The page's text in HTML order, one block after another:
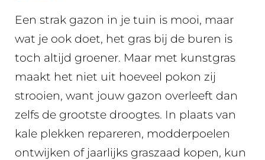
Een strak gazon in je tuin is mooi, maar
wat je ook doet, het gras bij de buren is
toch altijd groener. Maar met kunstgras
maakt het niet uit hoeveel pokon zij
strooien, want jouw gazon overleeft dan
zelfs de grootste droogtes. In plaats van
kale plekken repareren, modderpoelen
ontwijken of jaarlijks graszaad kopen, kun